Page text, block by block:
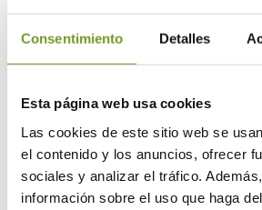
Consentimiento Detalles
Esta página web usa cookies
Las cookies de este sitio web se
el contenido y los anuncios, ofrecer
sociales y analizar el tráfico.
información sobre el uso que haga
Adaptaciones funcionales
y pequeñas reformas que
una mejora sustancial de
para eliminación de
arquitectónicas y mejora
y seguridad interior, tales
• Sustitución de bañera
ducha.
• Instalación de